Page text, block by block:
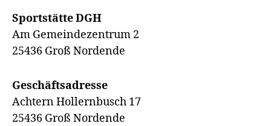
Sportstätte DGH
Am Gemeindezentrum 2
25436 Groß Nordende
Geschäftsadresse
Achtern Hollernbusch 17
25436 Groß Nordende